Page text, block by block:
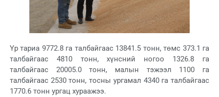
Үр тариа 9772.8 га талбайгаас 13841.5 тонн, төмс 373.1 га
талбайгаас 4810 тонн, хүнсний ногоо 1326.8 га
талбайгаас 20005.0 тонн, малын тэжээл 1100 га
талбайгаас 2530 тонн, тосны ургамал 4340 га талбайгаас
1770.6 тонн ургац хураажээ.